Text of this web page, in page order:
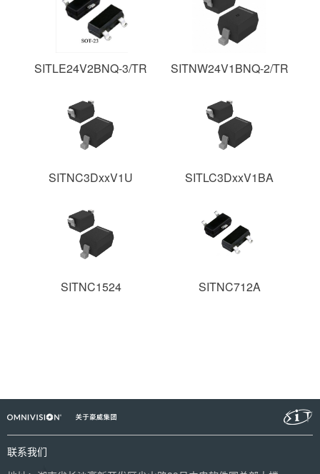
SITLE24V2BNQ-3/TR SITNW24V1BNQ-2/TR
SITNC3DxxV1U SITLC3DxxV1BA
SITNC1524 SITNC712A
联系我们